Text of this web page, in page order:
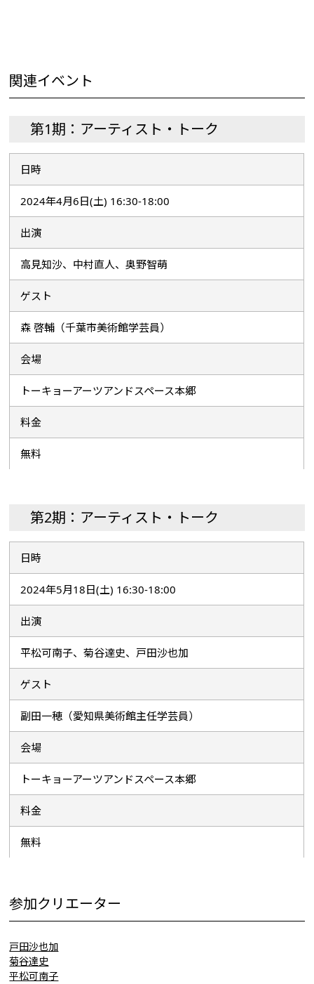
関連イベント
第1期：アーティスト・トーク
日時
2024年4月6日(土) 16:30-18:00
出演
高見知沙、中村直人、奥野智萌
ゲスト
森 啓輔（千葉市美術館学芸員）
会場
トーキョーアーツアンドスペース本郷
料金
無料
第2期：アーティスト・トーク
日時
2024年5月18日(土) 16:30-18:00
出演
平松可南子、菊谷達史、戸田沙也加
ゲスト
副田一穂（愛知県美術館主任学芸員）
会場
トーキョーアーツアンドスペース本郷
料金
無料
参加クリエーター
戸田沙也加
菊谷達史
平松可南子